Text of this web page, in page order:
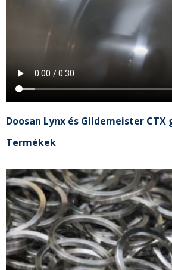
Doosan Lynx és Gildemeister CTX
Termékek